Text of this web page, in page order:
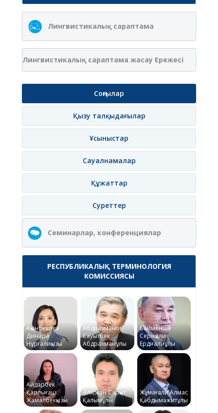
Лингвистикалық сараптама
Лингвистикалық сараптама жасау Ережесі
Соңғылар
Қызу талқыдағылар
Ұсыныстар
Сауалнамалар
Құжаттар
Суреттер
Семинарлар, конференциялар
РЕСПУБЛИКАЛЫҚ ТЕРМИНОЛОГИЯ
КОМИССИЯСЫ
Ақынбекова
Динара
Нұрғалиқызы
Абдрахманов
Сауытбек
Абдрахманұлы
Байменше
Серікқали
Ердіғалиұлы
Айдарбек
Қарлығаш
Жамалбекқызы
Әлісжан Сарқыт
Қалымұлы
Жұмағали Алмас
Қабдымәжитұлы